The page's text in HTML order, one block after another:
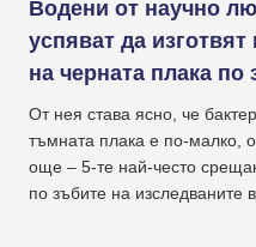
Водени от научно
успяват да
на черната плака по
От нея става ясно, че
тъмната плака е по-малко,
още – 5-те най-често
по зъбите на изследваните